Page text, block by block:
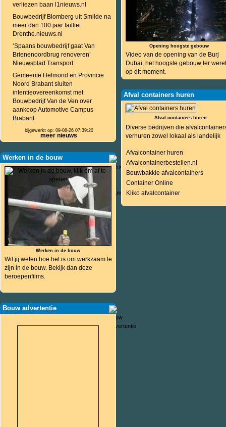
verliezen baan l1nieuws.nl
Bouwbedrijf Blomberg uit Smilde na
meer dan 100 jaar failliet
Drenthe.nieuws.nl
‘Spaans bouwbedrijf gaat Van
Brienenoordbrug renoveren’
Nieuwsblad Transport
Gemeente Helmond en Provincie
Noord Brabant sluiten
intentieovereenkomst met
Bouwbedrijf Van de Ven over
aankoop Automotive Campus
Brabant
bijgewerkt op: 09-08-26 07:39:20
meer nieuws
Werken in de bouw
Werken in de bouw
Wil jij weten hoe het is om werkzaam te
zijn in de bouw. Bekijk dan deze
beroepenfilms.
Bouw advertentie
Opening hoogste gebouw
Video van de opening van de Burj
Dubai, het hoogste gebouw ter
op dit moment.
Afval containers huren
Afval containers huren
Diverse bedrijven die
verhuren zowel lokaal als landelijk
Afvalcontainer huren
Afvalcontainerbestellen.nl
Bouwbakkie afvalcontainers
Container Online
Kliko afvalcontainer